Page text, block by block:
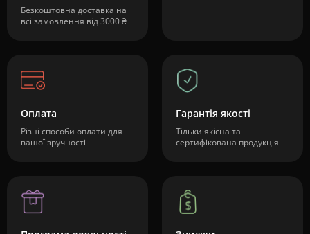
Безкоштовна доставка на
всі замовлення від 3000 ₴
Оплата
Різні способи оплати для
вашої зручності
Гарантія якості
Тільки якісна та
сертифікована продукція